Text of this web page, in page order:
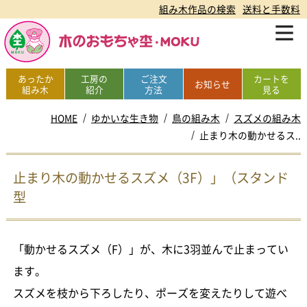
組み木作品の検索 送料と手数料
あったか
組み木
工房の
紹介
ご注文
方法
お知らせ
カートを
見る
HOME ゆかいな生き物 鳥の組み木
スズメの組み木
止まり木の動かせるス..
止まり木の動かせるスズメ（3F）」（スタンド
型
「動かせるスズメ（F）」が、木に3羽並んで止まってい
ます。
スズメを枝から下ろしたり、ポーズを変えたりして遊べ